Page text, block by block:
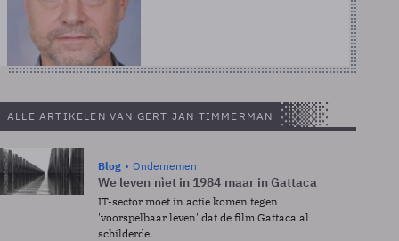
ALLE ARTIKELEN VAN GERT JAN TIMMERMAN
Blog Ondernemen
We leven nìet in 1984 maar in Gattaca
IT-sector moet in actie komen tegen
'voorspelbaar leven' dat de film Gattaca al
schilderde.